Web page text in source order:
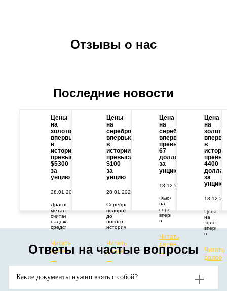
Отзывы о нас
Последние новости
Цены
на
золото
впервые
в
истории
превысили
$5300
за
унцию
28.01.2026
Драгоценный
металл
считается
надежным
средством
от
геополитических
и
экономических
потрясений.
ожидают
продолжения
роста
Читать
далее
→
Цены
на
серебро
впервые
в
истории
превысили
$100
за
унцию
28.01.2026
Серебро
подорожало
до
нового
исторического
растут
из-за
дефицита
поставок
и
спроса
активы-
Читать
далее
→
Цена
на
серебро
впервые
превысила
67
долларов
за
унцию
18.12.2025
Фьючерс
на
серебро
впервые
в
67
долларов
за
тройскую
Читать
далее
→
Цена
на
золото
в
4400
за
унцию
Цена
на
золото
впервые
в
отметку
в
4400
Читать
далее
→
Ответы на частые вопросы
Какие документы нужно взять с собой?